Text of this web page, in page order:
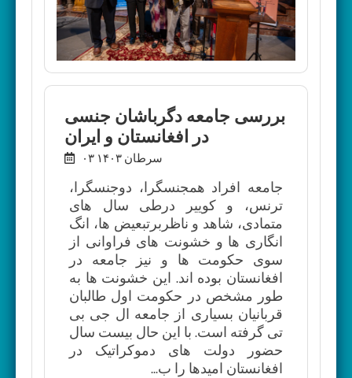
بررسی جامعه دگرباشان جنسی
در افغانستان و ایران
۰۳ سرطان ۱۴۰۳
جامعه افراد همجنسگرا، دوجنسگرا،
ترنس، و کوییر درطی سال های
متمادی، شاهد و ناظربرتبعیض ها، انگ
انگاری ها و خشونت های فراوانی از
سوی حکومت ها و نیز جامعه در
افغانستان بوده اند. این خشونت ها به
طور مشخص در حکومت اول طالبان
قربانیان بسیاری از جامعه ال جی بی
تی گرفته است. با این حال بیست سال
حضور دولت های دموکراتیک در
افغانستان امیدها را ب...